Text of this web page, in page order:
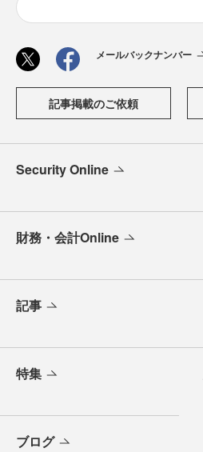
メールバックナンバー
記事掲載のご依頼
Security Online
財務・会計Online
記事
特集
ブログ